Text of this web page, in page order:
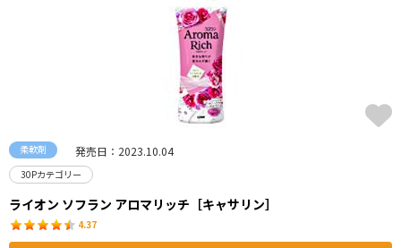
柔軟剤 発売日：2023.10.04
30Pカテゴリー
ライオン ソフラン アロマリッチ［キャサリン］
4.37